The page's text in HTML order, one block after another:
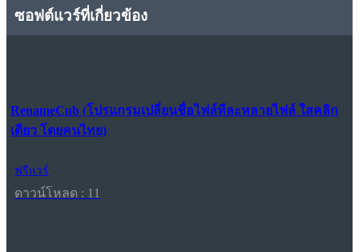
ซอฟต์แวร์ที่เกี่ยวข้อง
RenameCub (โปรแกรมเปลี่ยนชื่อไฟล์ทีละหลายไฟล์ ใสคลิก
เดียว โดยคนไทย)
ฟรีแวร์
ดาวน์โหลด : 11